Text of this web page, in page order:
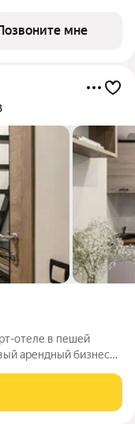
части района
мне
отеле в пешей
арендный бизнес
или